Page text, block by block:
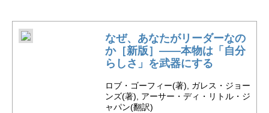
なぜ、あなたがリーダーなの
か［新版］――本物は「自分
らしさ」を武器にする
ロブ・ゴーフィー(著), ガレス・ジョー
ンズ(著), アーサー・ディ・リトル・ジ
ャパン(翻訳)